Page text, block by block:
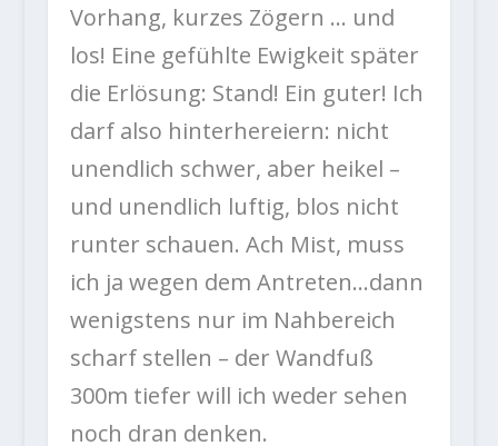
Vorhang, kurzes Zögern … und
los! Eine gefühlte Ewigkeit später
die Erlösung: Stand! Ein guter! Ich
darf also hinterhereiern: nicht
unendlich schwer, aber heikel –
und unendlich luftig, blos nicht
runter schauen. Ach Mist, muss
ich ja wegen dem Antreten…dann
wenigstens nur im Nahbereich
scharf stellen – der Wandfuß
300m tiefer will ich weder sehen
noch dran denken.